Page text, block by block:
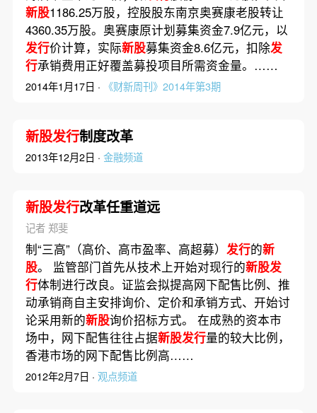
新股1186.25万股，控股股东南京奥赛康老股转让
4360.35万股。奥赛康原计划募集资金7.9亿元，以
发行价计算，实际新股募集资金8.6亿元，扣除发
行承销费用正好覆盖募投项目所需资金量。……
2014年1月17日 · 《财新周刊》2014年第3期
新股发行制度改革
2013年12月2日 · 金融频道
新股发行改革任重道远
记者 郑斐
制“三高”（高价、高市盈率、高超募） 发行的新
股。 监管部门首先从技术上开始对现行的新股发
行体制进行改良。证监会拟提高网下配售比例、推
动承销商自主安排询价、定价和承销方式、开始讨
论采用新的新股询价招标方式。 在成熟的资本市
场中，网下配售往往占据新股发行量的较大比例，
香港市场的网下配售比例高……
2012年2月7日 · 观点频道